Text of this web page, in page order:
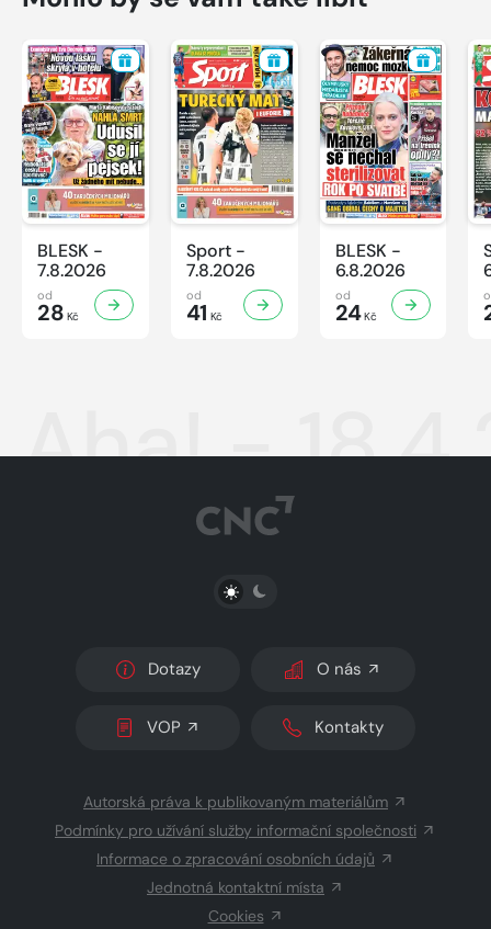
BLESK -
7.8.2026
od
28 Kč
Sport -
7.8.2026
od
41 Kč
BLESK -
6.8.2026
od
24Kč
Aha! -
PŘEPNOUT SVĚTLÝ/TMAVÝ REŽIM
Dotazy O nás
VOP Kontakty
Autorská práva k publikovaným materiálům
Podmínky pro užívání služby informační společnosti
Informace o zpracování osobních údajů
Jednotná kontaktní místa
Cookies